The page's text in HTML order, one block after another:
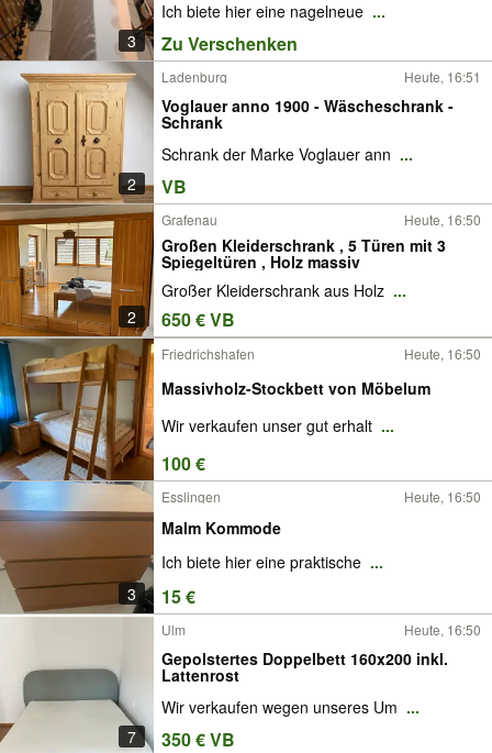
3
Ich biete hier eine nagelneue ...
Zu Verschenken
2
Ladenburg Heute, 16:51
Voglauer anno 1900 - Wäscheschrank -
Schrank
Schrank der Marke Voglauer ann ...
VB
2
Grafenau Heute, 16:50
Großen Kleiderschrank , 5 Türen mit 3
Spiegeltüren , Holz massiv
Großer Kleiderschrank aus Holz ...
650 € VB
Friedrichshafen Heute, 16:50
Massivholz-Stockbett von Möbelum
Wir verkaufen unser gut erhalt ...
100 €
3
Esslingen Heute, 16:50
Malm Kommode
Ich biete hier eine praktische ...
15 €
7
Ulm Heute, 16:50
Gepolstertes Doppelbett 160x200 inkl.
Lattenrost
Wir verkaufen wegen unseres Um ...
350 € VB